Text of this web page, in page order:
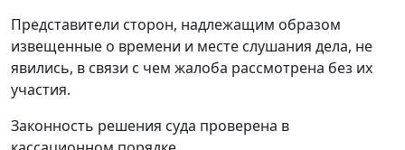
Представители сторон, надлежащим образом
извещенные о времени и месте слушания дела, не
явились, в связи с чем жалоба рассмотрена без их
участия.
Законность решения суда проверена в